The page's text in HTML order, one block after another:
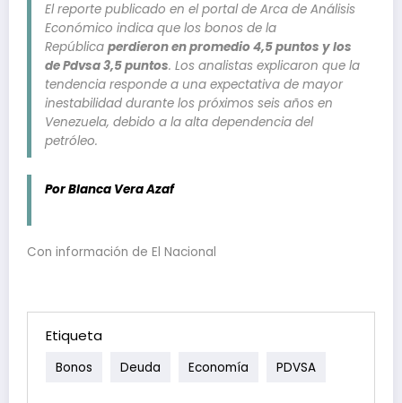
El reporte publicado en el portal de Arca de Análisis
Económico indica que los bonos de la
República perdieron en promedio 4,5 puntos y los
de Pdvsa 3,5 puntos. Los analistas explicaron que la
tendencia responde a una expectativa de mayor
inestabilidad durante los próximos seis años en
Venezuela, debido a la alta dependencia del
petróleo.
Por Blanca Vera Azaf
Con información de El Nacional
Etiqueta
Bonos Deuda Economía PDVSA